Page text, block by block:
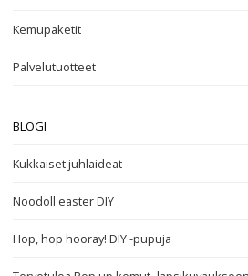
Kemupaketit
Palvelutuotteet
BLOGI
Kukkaiset juhlaideat
Noodoll easter DIY
Hop, hop hooray! DIY -pupuja